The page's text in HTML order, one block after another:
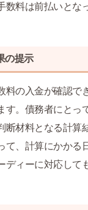
数料は前払いとな
の提示
料の入金が確認で
す。債務者にとっ
断材料となる計算
て、計算にかかる
ディーに対応して